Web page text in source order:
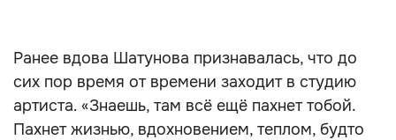
Ранее вдова Шатунова признавалась, что до
сих пор время от времени заходит в студию
артиста. «Знаешь, там всё ещё пахнет тобой.
Пахнет жизнью, вдохновением, теплом, будто